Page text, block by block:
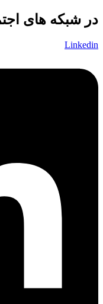
در شبکه های
Linkedin